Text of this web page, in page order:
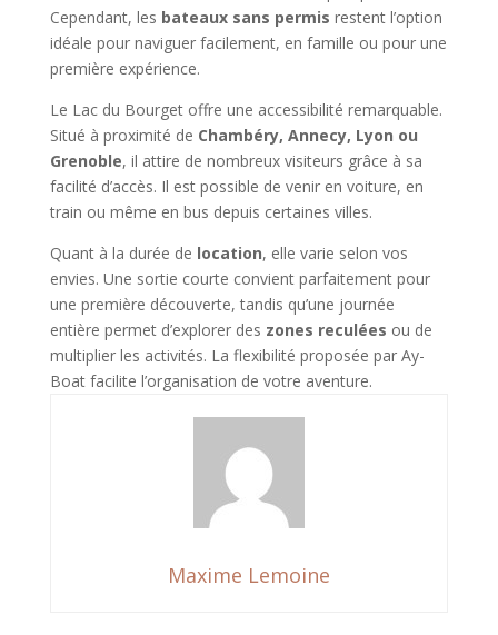
Cependant, les bateaux sans permis restent l’option
idéale pour naviguer facilement, en famille ou pour une
première expérience.
Le Lac du Bourget offre une accessibilité remarquable.
Situé à proximité de Chambéry, Annecy, Lyon ou
Grenoble, il attire de nombreux visiteurs grâce à sa
facilité d’accès. Il est possible de venir en voiture, en
train ou même en bus depuis certaines villes.
Quant à la durée de location, elle varie selon vos
envies. Une sortie courte convient parfaitement pour
une première découverte, tandis qu’une journée
entière permet d’explorer des zones reculées ou de
multiplier les activités. La flexibilité proposée par Ay-
Boat facilite l’organisation de votre aventure.
Maxime Lemoine